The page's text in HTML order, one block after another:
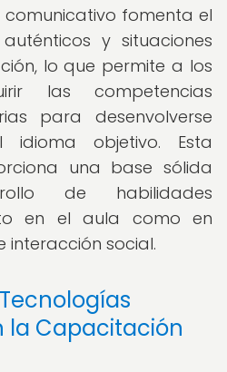
fomenta el
y situaciones
lo que permite a los
las competencias
para desenvolverse
objetivo. Esta
una base sólida
de habilidades
en el aula como en
interacción social.
la Capacitación